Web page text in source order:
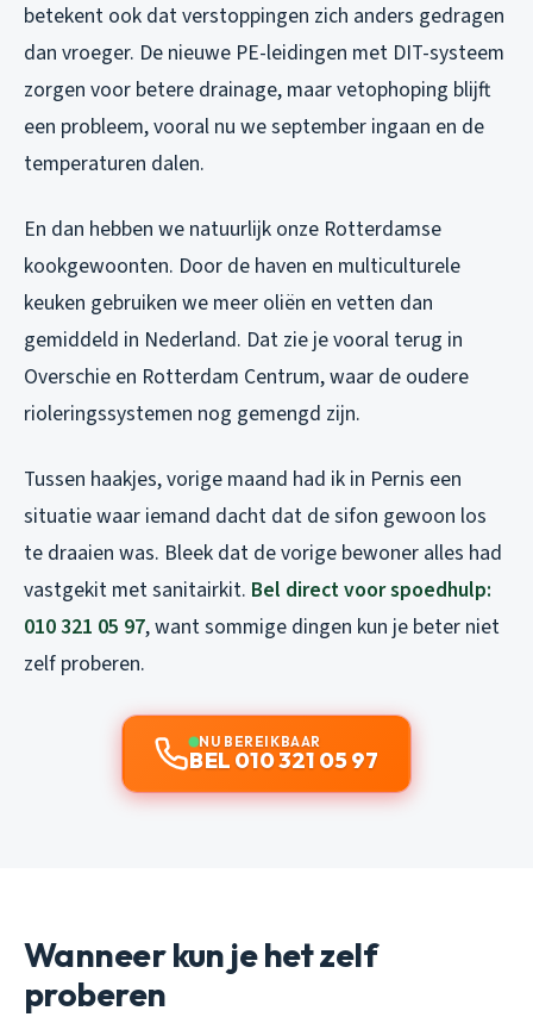
betekent ook dat verstoppingen zich anders gedragen
dan vroeger. De nieuwe PE-leidingen met DIT-systeem
zorgen voor betere drainage, maar vetophoping blijft
een probleem, vooral nu we september ingaan en de
temperaturen dalen.
En dan hebben we natuurlijk onze Rotterdamse
kookgewoonten. Door de haven en multiculturele
keuken gebruiken we meer oliën en vetten dan
gemiddeld in Nederland. Dat zie je vooral terug in
Overschie en Rotterdam Centrum, waar de oudere
rioleringssystemen nog gemengd zijn.
Tussen haakjes, vorige maand had ik in Pernis een
situatie waar iemand dacht dat de sifon gewoon los
te draaien was. Bleek dat de vorige bewoner alles had
vastgekit met sanitairkit. Bel direct voor spoedhulp:
010 321 05 97, want sommige dingen kun je beter niet
zelf proberen.
NU BEREIKBAAR
BEL 010 321 05 97
Wanneer kun je het zelf
proberen